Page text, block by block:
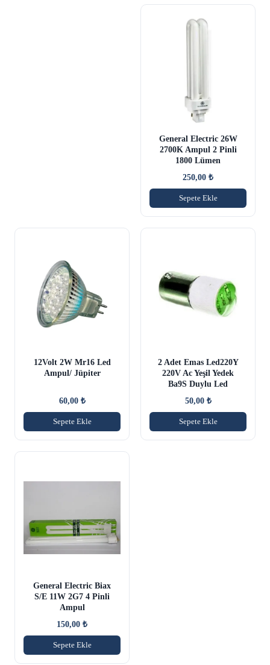
General Electric 26W
2700K Ampul 2 Pinli
1800 Lümen
250,00 ₺
Sepete Ekle
12Volt 2W Mr16 Led
Ampul/ Jüpiter
60,00 ₺
Sepete Ekle
2 Adet Emas Led220Y
220V Ac Yeşil Yedek
Ba9S Duylu Led
50,00 ₺
Sepete Ekle
General Electric Biax
S/E 11W 2G7 4 Pinli
Ampul
150,00 ₺
Sepete Ekle